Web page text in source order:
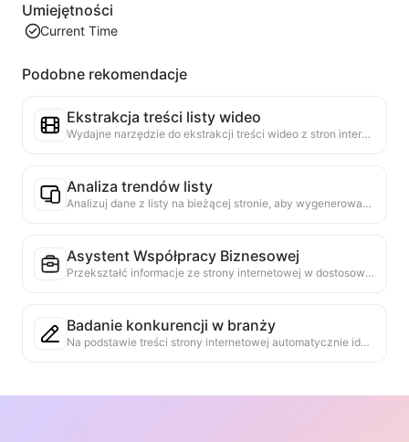
Umiejętności
Current Time
Podobne rekomendacje
Ekstrakcja treści listy wideo
Wydajne narzędzie do ekstrakcji treści wideo z stron internetowych, które szybko skanuje strony i porządkuje informacje o wideo w zorganizowanej tabeli Markdown.
Analiza trendów listy
Analizuj dane z listy na bieżącej stronie, aby wygenerować raport trendów. Identyfikuj popularne kategorie, szybko rosnące typy produktów i nowe technologie. Zapewnij natychmiastowe spostrzeżenia rynkowe, aby zrozumieć najnowsze trendy produktów i kierunki rynkowe.
Asystent Współpracy Biznesowej
Przekształć informacje ze strony internetowej w dostosowane propozycje biznesowe, prywatne wiadomości współpracy, oferując gotowe szablony i przewodniki po dalszych krokach, upraszczając proces współpracy.
Badanie konkurencji w branży
Na podstawie treści strony internetowej automatycznie identyfikuje branżę, w której działa firma, oraz jej głównych konkurentów. Generuje szczegółowy raport analizy konkurencji, w tym udział w rynku, porównanie produktów i analizę SWOT, pomagając zrozumieć pozycję przedsiębiorstwa w branży.